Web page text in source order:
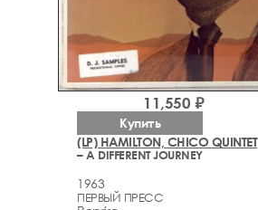
(LP) HAMILTON, CHICO QUINTET
– A DIFFERENT JOURNEY
1963
ПЕРВЫЙ ПРЕСС
11,550 ₽
Купить